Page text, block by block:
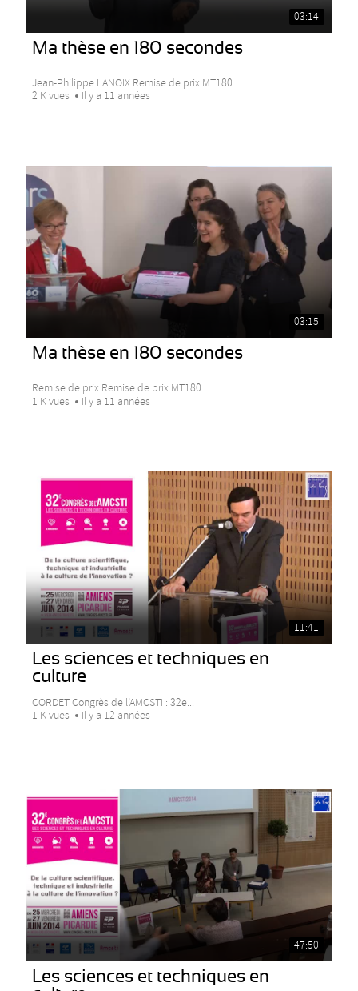
03:14
Ma thèse en 180 secondes
Jean-Philippe LANOIX Remise de prix MT180
2 K vues
Il y a 11 années
03:15
Ma thèse en 180 secondes
Remise de prix Remise de prix MT180
1 K vues
Il y a 11 années
11:41
Les sciences et techniques en
culture
CORDET Congrès de l’AMCSTI : 32e...
1 K vues
Il y a 12 années
47:50
Les sciences et techniques en